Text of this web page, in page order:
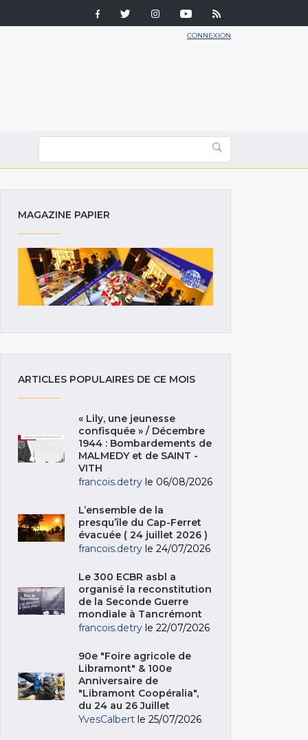
CONNEXION
MAGAZINE PAPIER
ARTICLES POPULAIRES DE CE MOIS
« Lily, une jeunesse
confisquée » / Décembre
1944 : Bombardements de
MALMEDY et de SAINT -
VITH
francois.detry le 06/08/2026
L’ensemble de la
presqu’île du Cap-Ferret
évacuée ( 24 juillet 2026 )
francois.detry le 24/07/2026
Le 300 ECBR asbl a
organisé la reconstitution
de la Seconde Guerre
mondiale à Tancrémont
francois.detry le 22/07/2026
90e "Foire agricole de
Libramont" & 100e
Anniversaire de
"Libramont Coopéralia",
du 24 au 26 Juillet
YvesCalbert le 25/07/2026